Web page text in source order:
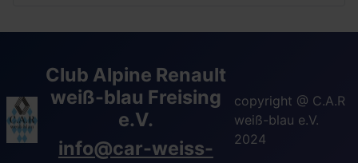
Club Alpine Renault
weiß-blau Freising
e.V.
info@car-weiss-
copyright @ C.A.R
weiß-blau e.V.
2024